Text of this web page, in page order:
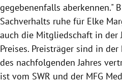
gegebenenfalls aberkennen."
Sachverhalts ruhe für Elke
auch die Mitgliedschaft in der
Preises. Preisträger sind in
des nachfolgenden Jahres
ist vom SWR und der MFG